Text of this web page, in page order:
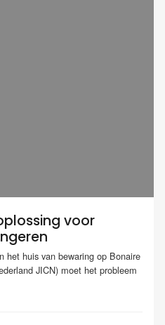
voor
het huis van bewaring op Bonaire
JICN) moet het probleem